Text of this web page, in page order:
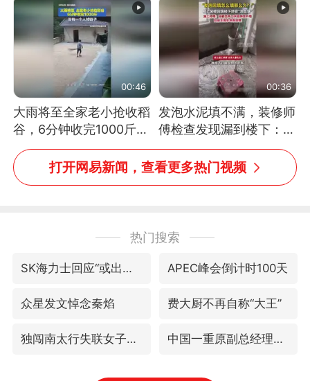
教！
00:46
大雨将至全家老小抢收稻
谷，6分钟收完1000斤，
没有一个人掉链子
00:36
发泡水泥填不满，装修师
傅检查发现漏到楼下：出
风口未延伸到外墙
打开网易新闻，查看更多热门视频
热门搜索
SK海力士回应“或出售重庆工厂”传闻 APEC峰会倒计时100天
众星发文悼念秦焰 费大厨不再自称“大王”
独闯南太行失联女子遗体已找到 中国一重原副总经理陆文俊获刑15年